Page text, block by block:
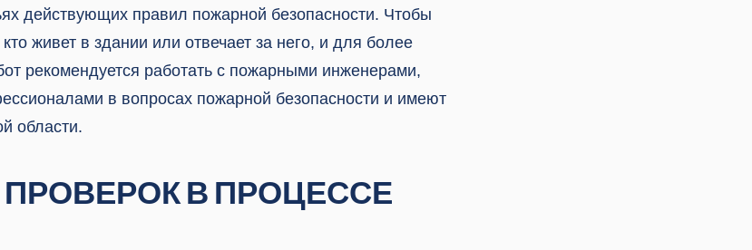
действующих правил пожарной безопасности. Чтобы
кто живет в здании или отвечает за него, и для более
рекомендуется работать с пожарными инженерами,
в вопросах пожарной безопасности и имеют
области.
В ПРОЦЕССЕ